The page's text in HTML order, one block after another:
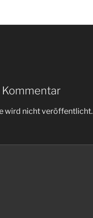
wird nicht veröffentlicht.